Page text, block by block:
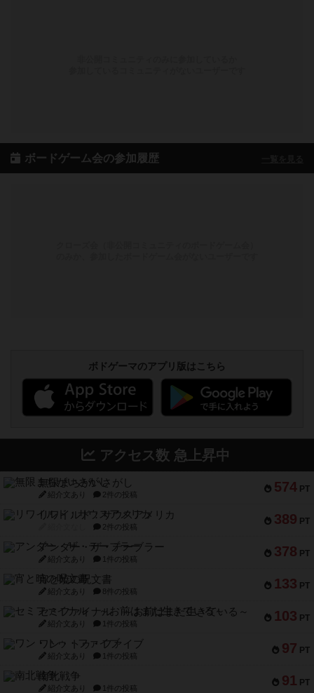
ボードゲーム会の参加履歴
ボドゲーマのアプリ版はこちら
アクセス数 急上昇中
574 PT
無限まちがいさがし
紹介文あり 2件の投稿
389 PT
リワイルド：サウスアメリカ
2件の投稿
378 PT
アンダー・ザ・テーブラー
紹介文あり 1件の投稿
133 PT
宵と暁の呪文書
紹介文あり 8件の投稿
103 PT
セミファイナル ～お前はまだ生きている～
紹介文あり 1件の投稿
97 PT
ワン・トゥ・ファイブ
紹介文あり 1件の投稿
91 PT
南北戦争
紹介文あり 1件の投稿